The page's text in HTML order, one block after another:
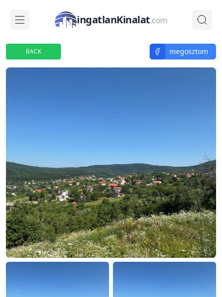
ingatlanKinalat.com
BACK megosztom